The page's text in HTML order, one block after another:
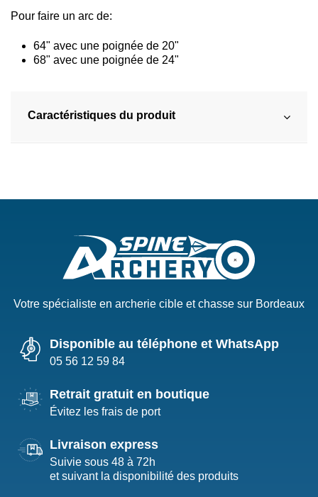
Pour faire un arc de:
64" avec une poignée de 20"
68" avec une poignée de 24"
Caractéristiques du produit
Votre spécialiste en archerie cible et chasse sur Bordeaux
Disponible au téléphone et WhatsApp
05 56 12 59 84
Retrait gratuit en boutique
Évitez les frais de port
Livraison express
Suivie sous 48 à 72h
et suivant la disponibilité des produits